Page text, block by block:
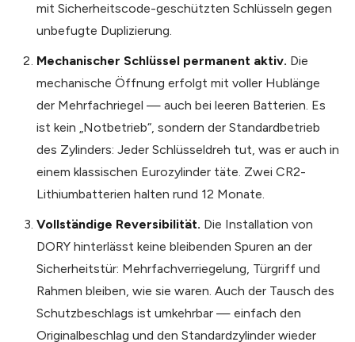
mit Sicherheitscode-geschützten Schlüsseln gegen
unbefugte Duplizierung.
Mechanischer Schlüssel permanent aktiv. Die
mechanische Öffnung erfolgt mit voller Hublänge
der Mehrfachriegel — auch bei leeren Batterien. Es
ist kein „Notbetrieb“, sondern der Standardbetrieb
des Zylinders: Jeder Schlüsseldreh tut, was er auch in
einem klassischen Eurozylinder täte. Zwei CR2-
Lithiumbatterien halten rund 12 Monate.
Vollständige Reversibilität. Die Installation von
DORY hinterlässt keine bleibenden Spuren an der
Sicherheitstür: Mehrfachverriegelung, Türgriff und
Rahmen bleiben, wie sie waren. Auch der Tausch des
Schutzbeschlags ist umkehrbar — einfach den
Originalbeschlag und den Standardzylinder wieder